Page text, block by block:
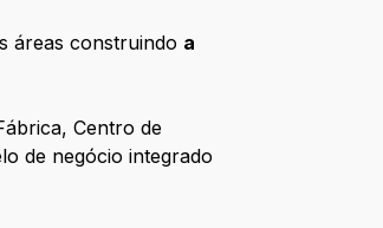
áreas construindo a
Centro de
de negócio integrado